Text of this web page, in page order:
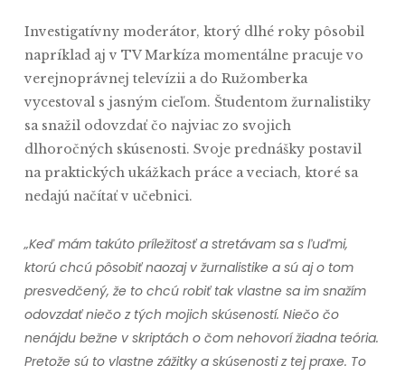
Investigatívny moderátor, ktorý dlhé roky pôsobil
napríklad aj v TV Markíza momentálne pracuje vo
verejnoprávnej televízii a do Ružomberka
vycestoval s jasným cieľom. Študentom žurnalistiky
sa snažil odovzdať čo najviac zo svojich
dlhoročných skúsenosti. Svoje prednášky postavil
na praktických ukážkach práce a veciach, ktoré sa
nedajú načítať v učebnici.
„Keď mám takúto príležitosť a stretávam sa s ľuďmi,
ktorú chcú pôsobiť naozaj v žurnalistike a sú aj o tom
presvedčený, že to chcú robiť tak vlastne sa im snažím
odovzdať niečo z tých mojich skúseností. Niečo čo
nenájdu bežne v skriptách o čom nehovorí žiadna teória.
Pretože sú to vlastne zážitky a skúsenosti z tej praxe. To